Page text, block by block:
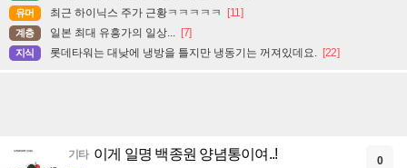
유머 최근 하이닉스 주가 근황ㅋㅋㅋㅋㅋ [11]
계층 일본 최대 유흥가의 일상... [7]
지식 롯데타워는 대낮에 냉방을 틀지만 냉동기는 꺼져있데요. [22]
기타 이게 일명 백종원 양념통이여..! 0